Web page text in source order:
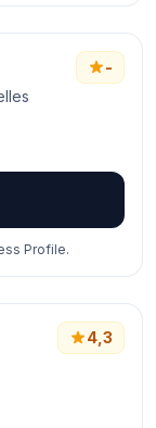
-
Profile.
4,3